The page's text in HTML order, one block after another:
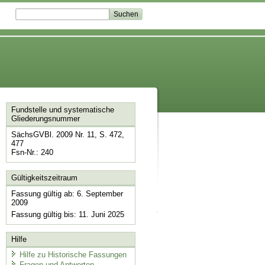
Fundstelle und systematische
Gliederungsnummer
SächsGVBl. 2009 Nr. 11, S. 472,
477
Fsn-Nr.: 240
Gültigkeitszeitraum
Fassung gültig ab: 6. September
2009
Fassung gültig bis: 11. Juni 2025
Hilfe
Hilfe zu Historische Fassungen